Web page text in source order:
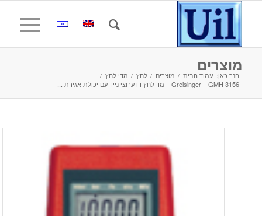
מוצרים
הנך כאן: עמוד הבית / מוצרים / לחץ / מדי לחץ /
Greisinger – GMH 3156 – מד לחץ דו ערוצי נייד עם יכולת אגירת ...